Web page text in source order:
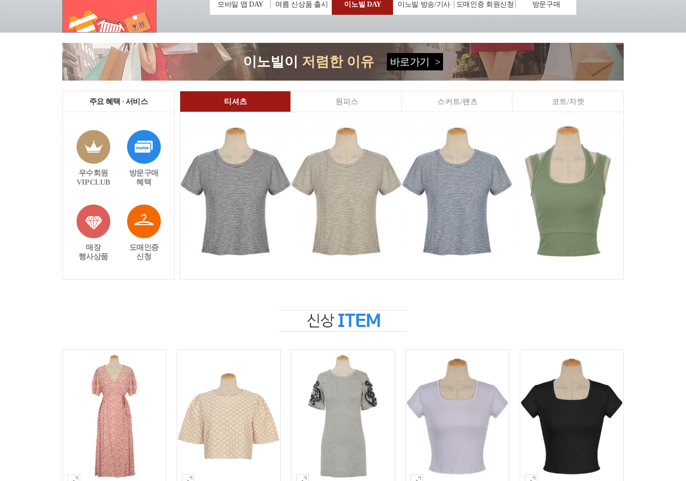
모바일 앱 DAY 여름 신상품 출시 이노빌 DAY 이노빌 방송/기사 도매인증 회원신청 방문구매
이노빌이 저렴한 이유 바로가기 >
주요 혜택 · 서비스
우수회원
VIP CLUB
방문구매
혜택
매장
행사상품
도매인증
신청
티셔츠 원피스 스커트/팬츠 코트/자켓